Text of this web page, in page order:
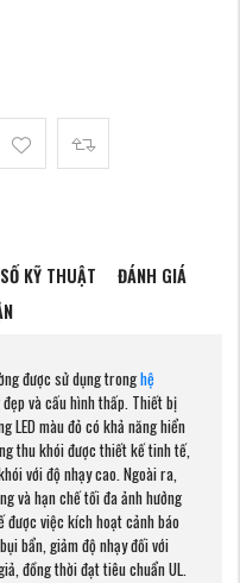
KỸ THUẬT
ĐÁNH GIÁ
được sử dụng tronghệ
và cấu hình thấp. Thiết bị
LED màu đỏ có khả năng hiển
thu khói được thiết kế tinh tế,
với độ nhạy cao. Ngoài ra,
và hạn chế tối đa ảnh hưởng
được việc kích hoạt cảnh báo
bẩn, giảm độ nhạy đối với
đồng thời đạt tiêu chuẩn UL.